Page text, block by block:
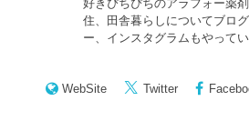
好きぴちぴちのアラフォー薬
住、田舎暮らしについてブロ
ー、インスタグラムもやってい
WebSite Twitter